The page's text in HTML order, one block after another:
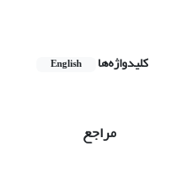
کلیدواژه‌ها English
مراجع